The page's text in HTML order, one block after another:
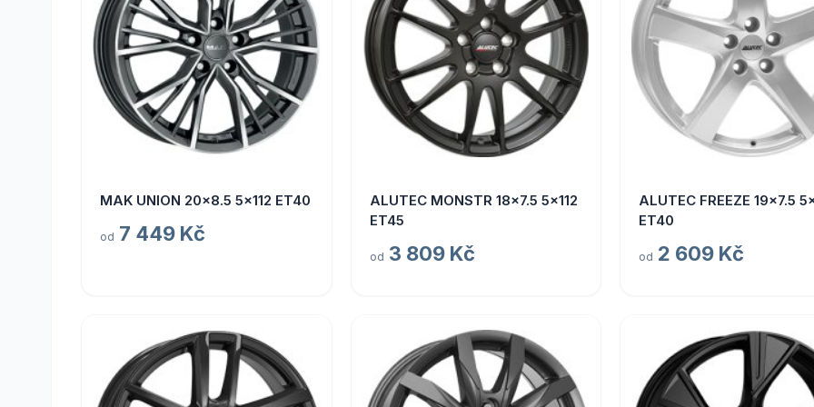
MAK UNION 20x8.5 5x112 ET40
od 7 449 Kč
ALUTEC MONSTR 18x7.5 5x112
ET45
od 3 809 Kč
ALUTEC FREEZE 19x7.5
ET40
od 2 609 Kč